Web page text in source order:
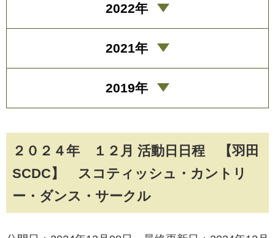
２０２４年 １２月 活動日日程 【羽田
SCDC】 スコティッシュ・カントリ
ー・ダンス・サークル
2022年
2021年
2019年